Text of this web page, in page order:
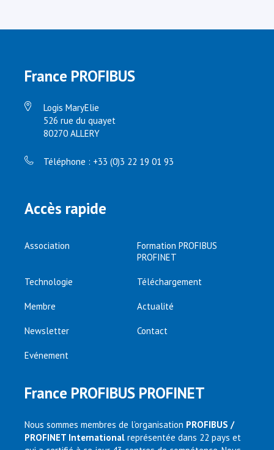
France PROFIBUS
Logis MaryElie
526 rue du quayet
80270 ALLERY
Téléphone : +33 (0)3 22 19 01 93
Accès rapide
Association
Formation PROFIBUS
PROFINET
Technologie Téléchargement
Membre Actualité
Newsletter Contact
Evénement
France PROFIBUS PROFINET
Nous sommes membres de l’organisation PROFIBUS /
PROFINET International représentée dans 22 pays et